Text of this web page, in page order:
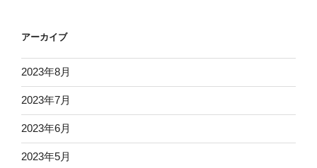
アーカイブ
2023年8月
2023年7月
2023年6月
2023年5月